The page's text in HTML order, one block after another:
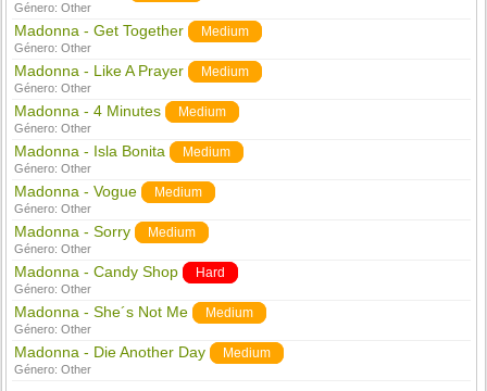
Género:Other
Madonna - Get Together Medium
Género:Other
Madonna - Like A Prayer Medium
Género:Other
Madonna - 4 Minutes Medium
Género:Other
Madonna - Isla Bonita Medium
Género:Other
Madonna - Vogue Medium
Género:Other
Madonna - Sorry Medium
Género:Other
Madonna - Candy Shop Hard
Género:Other
Madonna - She´s Not Me Medium
Género:Other
Madonna - Die Another Day Medium
Género:Other